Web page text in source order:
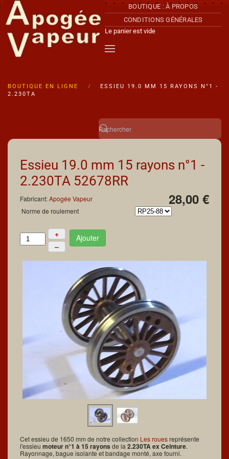
Accéder au contenu principal
BOUTIQUE : À PROPOS
CONDITIONS GÉNÉRALES
Le panier est vide
BOUTIQUE EN LIGNE
ESSIEU 19.0 MM 15 RAYONS N°1 -
2.230TA
Essieu 19.0 mm 15 rayons n°1 -
2.230TA 52678RR
28,00 €
Fabricant:Apogée Vapeur
Norme de roulement
+
–
Ajouter
Cet essieu de 1650 mm de notre collection Les rouesreprésente
l'essieu moteur n°1 à 15 rayons de la 2.230TA ex Ceinture.
Rayonnage, bague isolante et bandage monté, axe fourni.